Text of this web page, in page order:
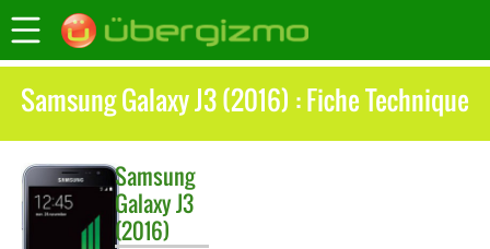
Samsung Galaxy J3 (2016) : Fiche Technique
Samsung
Galaxy J3
(2016)